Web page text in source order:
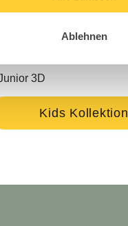
Ablehnen
3D
Kids Kollektion